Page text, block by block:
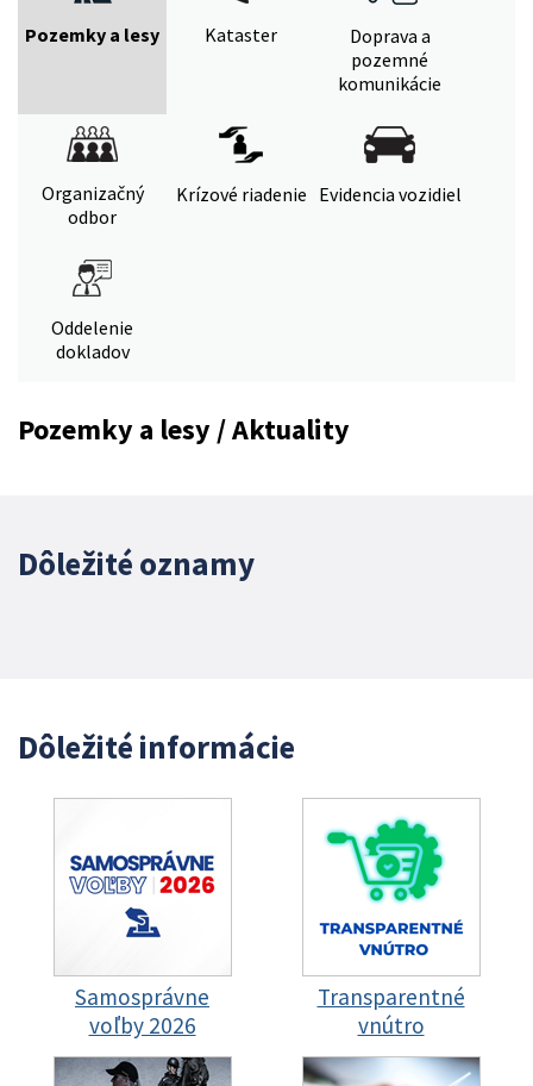
Pozemky a lesy Kataster
Doprava a
pozemné
komunikácie
Organizačný
odbor
Krízové riadenie Evidencia vozidiel
Oddelenie
dokladov
Pozemky a lesy / Aktuality
Dôležité oznamy
Dôležité informácie
Samosprávne
voľby 2026
Transparentné
vnútro